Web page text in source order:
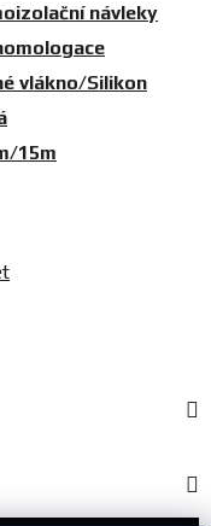
návleky
vlákno/Silikon
15m